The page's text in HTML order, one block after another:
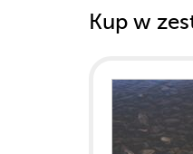
Kup w